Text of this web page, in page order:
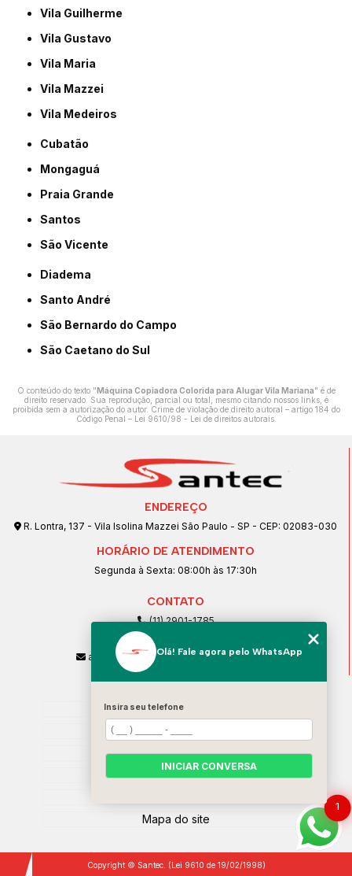
Vila Guilherme
Vila Gustavo
Vila Maria
Vila Mazzei
Vila Medeiros
Cubatão
Mongaguá
Praia Grande
Santos
São Vicente
Diadema
Santo André
São Bernardo do Campo
São Caetano do Sul
O conteúdo do texto "Máquina Copiadora Colorida para Alugar Vila Mariana" é de
direito reservado. Sua reprodução, parcial ou total, mesmo citando nossos links, é
proibida sem a autorização do autor. Crime de violação de direito autoral – artigo 184 do
Código Penal – Lei 9610/98 - Lei de direitos autorais.
ENDEREÇO
R. Lontra, 137 - Vila Isolina Mazzei São Paulo - SP - CEP: 02083-030
HORÁRIO DE ATENDIMENTO
Segunda à Sexta: 08:00h às 17:30h
CONTATO
(11) 2901-1785
(11) 99239-1832
atendimento@santeccopiadoras.com.br
Home
Empresa
SERVIÇOS
Contato
Mapa do site
Copyright © Santec. (Lei 9610 de 19/02/1998)
1
Olá! Fale agora pelo WhatsApp
Insira seu telefone
INICIAR CONVERSA